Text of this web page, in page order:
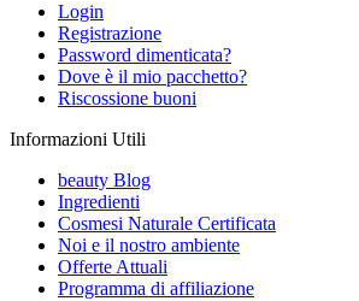
Login
Registrazione
Password dimenticata?
Dove è il mio pacchetto?
Riscossione buoni
Informazioni Utili
beauty Blog
Ingredienti
Cosmesi Naturale Certificata
Noi e il nostro ambiente
Offerte Attuali
Programma di affiliazione